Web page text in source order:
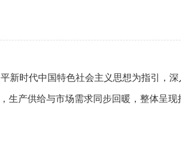
新时代中国特色社会主义思想为指引，
产供给与市场需求同步回暖，整体呈现